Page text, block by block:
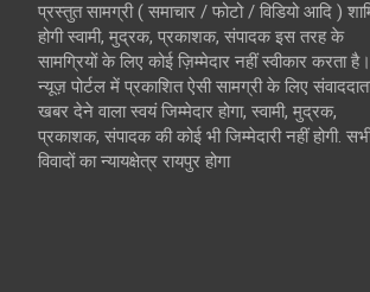
प्रस्तुत सामग्री ( समाचार / फोटो / विडियो आदि )
होगी स्वामी, मुद्रक, प्रकाशक, संपादक इस तरह के
सामग्रियों के लिए कोई ज़िम्मेदार नहीं स्वीकार करता है।
न्यूज़ पोर्टल में प्रकाशित ऐसी सामग्री के लिए
खबर देने वाला स्वयं जिम्मेदार होगा, स्वामी, मुद्रक,
प्रकाशक, संपादक की कोई भी जिम्मेदारी नहीं होगी.
विवादों का न्यायक्षेत्र रायपुर होगा